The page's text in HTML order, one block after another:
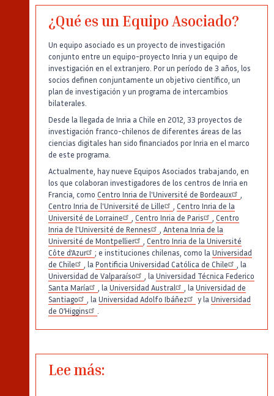
¿Qué es un Equipo Asociado?
Un equipo asociado es un proyecto de investigación
conjunto entre un equipo-proyecto Inria y un equipo de
investigación en el extranjero. Por un período de 3 años, los
socios definen conjuntamente un objetivo científico, un
plan de investigación y un programa de intercambios
bilaterales.
Desde la llegada de Inria a Chile en 2012, 33 proyectos de
investigación franco-chilenos de diferentes áreas de las
ciencias digitales han sido financiados por Inria en el marco
de este programa.
Actualmente, hay nueve Equipos Asociados trabajando, en
los que colaboran investigadores de los centros de Inria en
Francia, como Centro Inria de l'Université de Bordeaux
,
Centro Inria de l'Université de Lille
, Centro Inria de la
Université de Lorraine
, Centro Inria de Paris , Centro
Inria de l'Université de Rennes
, Antena Inria de la
Université de Montpellier
, Centro Inria de la Université
Côte d’Azur
; e instituciones chilenas, como la Universidad
de Chile
, la Pontificia Universidad Católica de Chile
, la
Universidad de Valparaíso
, la Universidad Técnica Federico
Santa María
, la Universidad Austral , la Universidad de
Santiago
, la Universidad Adolfo Ibáñez y la Universidad
de O’Higgins
.
Lee más: